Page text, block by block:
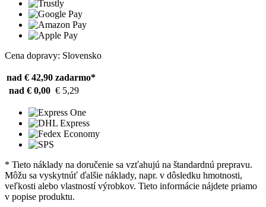
Cena dopravy: Slovensko
nad € 42,90 zadarmo*
nad € 0,00 € 5,29
* Tieto náklady na doručenie sa vzťahujú na štandardnú prepravu.
Môžu sa vyskytnúť ďalšie náklady, napr. v dôsledku hmotnosti,
veľkosti alebo vlastností výrobkov. Tieto informácie nájdete priamo
v popise produktu.